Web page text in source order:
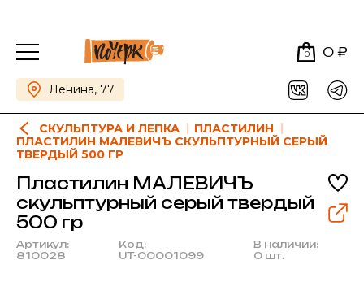
0 0 ₽
Ленина, 77
СКУЛЬПТУРА И ЛЕПКА
ПЛАСТИЛИН
ПЛАСТИЛИН МАЛЕВИЧЪ СКУЛЬПТУРНЫЙ СЕРЫЙ
ТВЕРДЫЙ 500 ГР
Пластилин МАЛЕВИЧЪ
скульптурный серый твердый
500 гр
Артикул:
810028
Код:
UT-00001099
В наличии:
0 шт.